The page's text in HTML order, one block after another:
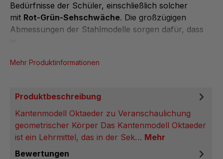
Bedürfnisse der Schüler, einschließlich solcher
mit Rot-Grün-Sehschwäche. Die großzügigen
Abmessungen der Stahlmodelle sorgen dafür, dass
Mehr Produktinformationen
Produktbeschreibung
Kantenmodell Oktaeder zu Veranschaulichung
geometrischer Körper Das Kantenmodell Oktaeder
ist ein Lehrmittel, das in der Sek… Mehr
Bewertungen